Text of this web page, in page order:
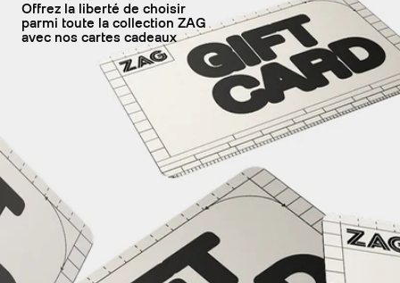
Offrez la liberté de choisir
parmi toute la collection ZAG
avec nos cartes cadeaux